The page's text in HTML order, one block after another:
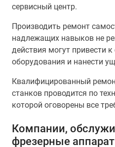
сервисный центр.
Производить ремонт
надлежащих навыков не
действия могут привести
оборудования и нанести
Квалифицированный
станков проводится по
которой оговорены все
Компании,
фрезерные